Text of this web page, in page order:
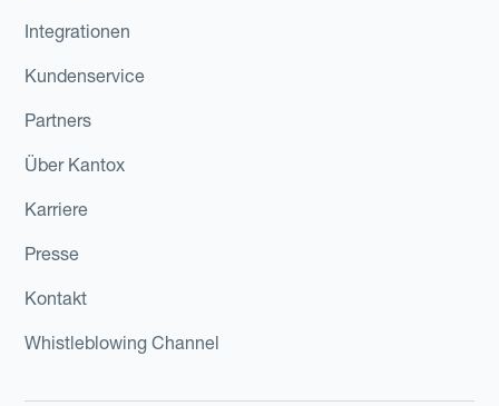
Integrationen
Kundenservice
Partners
Über Kantox
Karriere
Presse
Kontakt
Whistleblowing Channel